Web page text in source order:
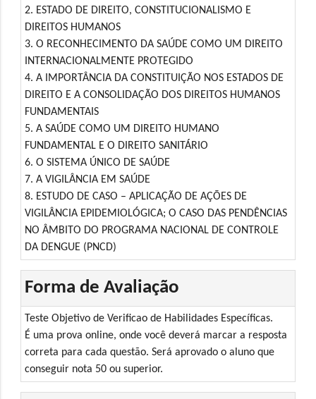
2. ESTADO DE DIREITO, CONSTITUCIONALISMO E
DIREITOS HUMANOS
3. O RECONHECIMENTO DA SAÚDE COMO UM DIREITO
INTERNACIONALMENTE PROTEGIDO
4. A IMPORTÂNCIA DA CONSTITUIÇÃO NOS ESTADOS DE
DIREITO E A CONSOLIDAÇÃO DOS DIREITOS HUMANOS
FUNDAMENTAIS
5. A SAÚDE COMO UM DIREITO HUMANO
FUNDAMENTAL E O DIREITO SANITÁRIO
6. O SISTEMA ÚNICO DE SAÚDE
7. A VIGILÂNCIA EM SAÚDE
8. ESTUDO DE CASO – APLICAÇÃO DE AÇÕES DE
VIGILÂNCIA EPIDEMIOLÓGICA; O CASO DAS PENDÊNCIAS
NO ÂMBITO DO PROGRAMA NACIONAL DE CONTROLE
DA DENGUE (PNCD)
Forma de Avaliação
Teste Objetivo de Verificao de Habilidades Específicas.
É uma prova online, onde você deverá marcar a resposta
correta para cada questão. Será aprovado o aluno que
conseguir nota 50 ou superior.